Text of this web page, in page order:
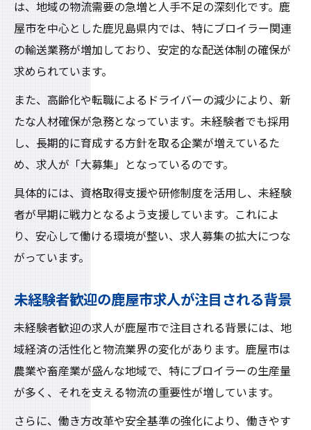
鹿屋市大型ドライバー求人は手厚いサポー
ト体制
未経験者大募集の安心できる研修内容とは
鹿屋市求人で未経験者も自信を持って活躍
大型ドライバー初心者を支えるバックアッ
プ
未経験者が安心して働ける鹿屋市の職場環
境
地元を支える求人で長く働く方法とは
鹿屋市で大型ドライバー求人が地元を支え
る理由
未経験者歓迎の求人で長く働くコツを解説
大募集の求人で地域密着型の働き方を実現
ブロイラー分野で安定した職場選びのポイ
ント
鹿屋市大型ドライバー職で長期勤務を叶え
る方法
研修充実で初めてでも安心して働ける理由
は、地域の物流需要の急増と人手不足の深刻化です。鹿
屋市を中心とした鹿児島県内では、特にブロイラー関連
の輸送業務が増加しており、安定的な配送体制の確保が
求められています。
また、高齢化や転職によるドライバーの減少により、新
たな人材確保が急務となっています。未経験者でも採用
し、長期的に育成する方針を取る企業が増えているた
め、求人が「大募集」となっているのです。
具体的には、資格取得支援や研修制度を活用し、未経験
者が早期に戦力となるよう支援しています。これによ
り、安心して働ける環境が整い、求人募集の拡大につな
がっています。
未経験者歓迎の鹿屋市求人が注目される背景
未経験者歓迎の求人が鹿屋市で注目される背景には、地
域経済の活性化と物流業界の変化があります。鹿屋市は
農業や畜産業が盛んな地域で、特にブロイラーの生産量
が多く、それを支える物流の重要性が増しています。
さらに、働き方改革や安全基準の強化により、働きやす